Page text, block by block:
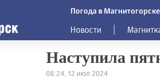
Погода в
Новости
Наступила
08:24, 12 июл 2024